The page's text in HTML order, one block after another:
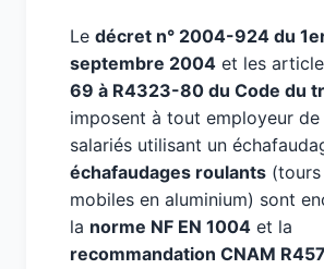
Le décret n° 2004-924 du
septembre 2004 et les
69 à R4323-80 du Code du
imposent à tout employeur
salariés utilisant un
échafaudages roulants
mobiles en aluminium) sont
la norme NF EN 1004 et la
recommandation CNAM R457